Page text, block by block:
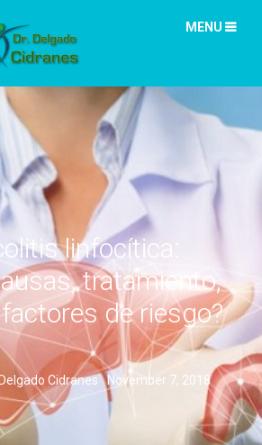
MENU
linfocítica:
tratamiento,
de riesgo?
Cidranes November 7, 2018